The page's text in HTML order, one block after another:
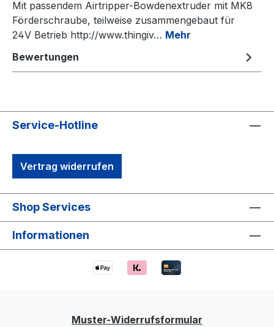
Mit passendem Airtripper-Bowdenextruder mit MK8
Förderschraube, teilweise zusammengebaut für
24V Betrieb http://www.thingiv… Mehr
Bewertungen
Service-Hotline
Vertrag widerrufen
Shop Services
Informationen
Muster-Widerrufsformular